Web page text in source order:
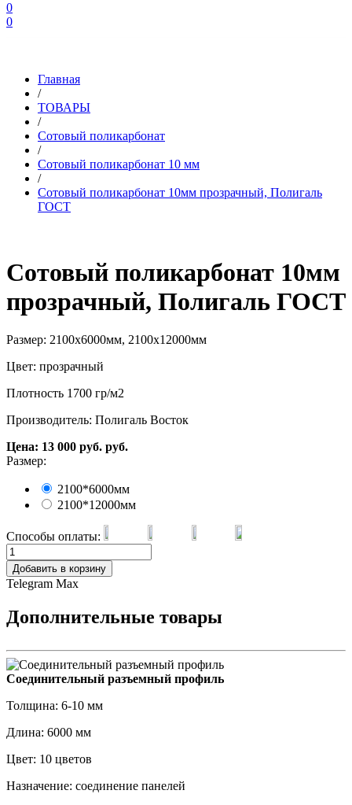
0
0
Главная
/
ТОВАРЫ
/
Сотовый поликарбонат
/
Сотовый поликарбонат 10 мм
/
Сотовый поликарбонат 10мм прозрачный, Полигаль
ГОСТ
Сотовый поликарбонат 10мм
прозрачный, Полигаль ГОСТ
Размер: 2100х6000мм, 2100х12000мм
Цвет: прозрачный
Плотность 1700 гр/м2
Производитель: Полигаль Восток
Цена: 13 000 руб. руб.
Размер:
2100*6000мм
2100*12000мм
Способы оплаты:
Добавить в корзину
Telegram Max
Дополнительные товары
Соединительный разъемный профиль
Толщина: 6-10 мм
Длина: 6000 мм
Цвет: 10 цветов
Назначение: соединение панелей